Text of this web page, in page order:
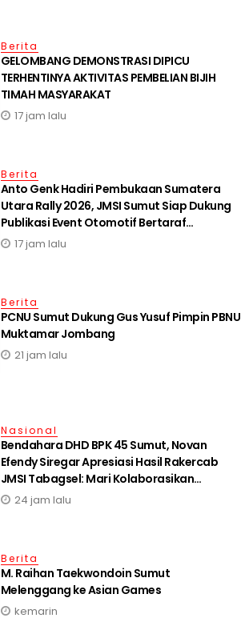
Berita
GELOMBANG DEMONSTRASI DIPICU
TERHENTINYA AKTIVITAS PEMBELIAN BIJIH
TIMAH MASYARAKAT
17 jam lalu
Berita
Anto Genk Hadiri Pembukaan Sumatera
Utara Rally 2026, JMSI Sumut Siap Dukung
Publikasi Event Otomotif Bertaraf
Internasional*
17 jam lalu
Berita
PCNU Sumut Dukung Gus Yusuf Pimpin PBNU
Muktamar Jombang
21 jam lalu
Nasional
Bendahara DHD BPK 45 Sumut, Novan
Efendy Siregar Apresiasi Hasil Rakercab
JMSI Tabagsel: Mari Kolaborasikan
Semangat Perjuangan dan Pembangunan
24 jam lalu
Berita
M. Raihan Taekwondoin Sumut
Melenggang ke Asian Games
kemarin